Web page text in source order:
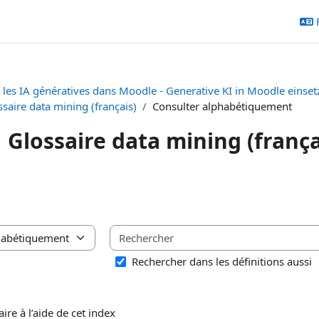
IA génératives dans Moodle - Generative KI in Moodle
data mining (français)
Consulter alphabétiquement
Glossaire data mining
à l’aide de cet index
Rechercher dans les définitions aussi
à l’aide de cet index